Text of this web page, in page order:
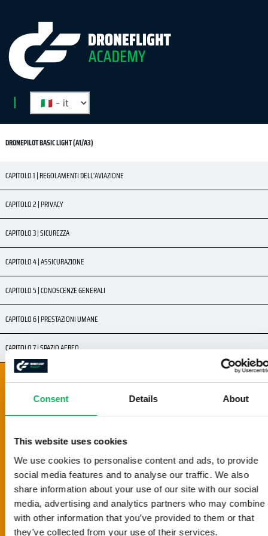
Consent Details About
This website uses cookies
We use cookies to personalise content and ads, to provide
social media features and to analyse our traffic. We also
share information about your use of our site with our social
media, advertising and analytics partners who may combine
with other information that you’ve provided to them or that
they’ve collected from your use of their services.
DRONEPILOT BASIC LIGHT (A1/A3)
CAPITOLO 1 | REGOLAMENTI DELL'AVIAZIONE
CAPITOLO 2 | PRIVACY
CAPITOLO 3 | SICUREZZA
CAPITOLO 4 | ASSICURAZIONE
CAPITOLO 5 | CONOSCENZE GENERALI
CAPITOLO 6 | PRESTAZIONI UMANE
CAPITOLO 7 | SPAZIO AEREO
CAPITOLO 8 | SICUREZZA DEL VOLO
8.1 | ABILITA DI PILOTAGGIO
8.4 | DISTANZA DA PERSONE NON COINVOLTE
8.5 | ALTRO TRAFFICO AEREO
8.6 | LIMITI DI ALTEZZA
8.7 | VOLARE CON UN OSSERVATORE
8.8 | SORVOLO DI PERSONE ED EDIFICI NON COINVOLTI
8.9 | CRITERI DELLA DISTANZA